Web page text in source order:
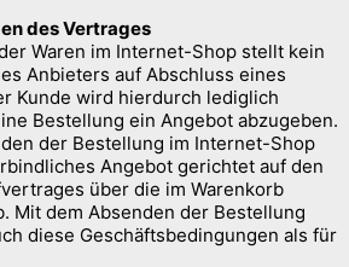
des Vertrages
Waren im Internet-Shop stellt kein
Anbieters auf Abschluss eines
Kunde wird hierdurch lediglich
Bestellung ein Angebot abzugeben.
der Bestellung im Internet-Shop
Angebot gerichtet auf den
über die im Warenkorb
Mit dem Absenden der Bestellung
diese Geschäftsbedingungen als für